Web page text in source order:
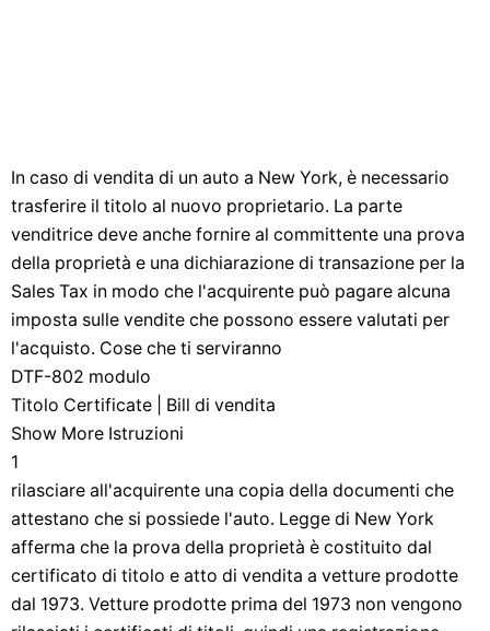
In caso di vendita di un auto a New York, è necessario
trasferire il titolo al nuovo proprietario. La parte
venditrice deve anche fornire al committente una prova
della proprietà e una dichiarazione di transazione per la
Sales Tax in modo che l'acquirente può pagare alcuna
imposta sulle vendite che possono essere valutati per
l'acquisto. Cose che ti serviranno
DTF-802 modulo
Titolo Certificate | Bill di vendita
Show More Istruzioni
1
rilasciare all'acquirente una copia della documenti che
attestano che si possiede l'auto. Legge di New York
afferma che la prova della proprietà è costituito dal
certificato di titolo e atto di vendita a vetture prodotte
dal 1973. Vetture prodotte prima del 1973 non vengono